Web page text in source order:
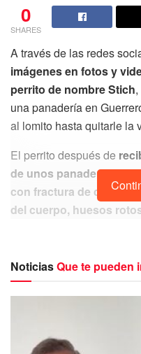
0
SHARES
A través de las redes
imágenes en fotos y
perrito de nombre Stich
una panadería en
al lomito hasta quitarle la
El perrito después de
de unos panaderos de
con fractura de
del cuerpo, huesos
NoticiasQue te pueden